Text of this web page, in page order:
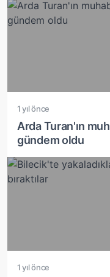
1 yıl önce
Arda Turan'ın
gündem oldu
1 yıl önce